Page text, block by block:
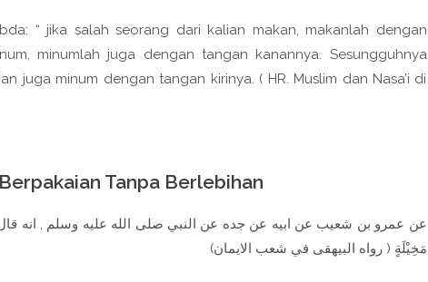
“ jika salah seorang dari kalian makan, makanlah dengan
minumlah juga dengan tangan kanannya. Sesungguhnya
juga minum dengan tangan kirinya. ( HR. Muslim dan Nasa’i di
Tanpa Berlebihan
عن عمرو بن شعيب عن ابيه عن جده عن النبي صلى الله عليه وسلم , انه
مَخِيْلَةٍ ( رواه البيهقى في شعب الايمان)